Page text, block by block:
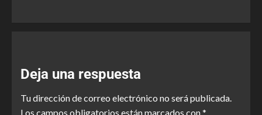
Deja una respuesta
Tu dirección de correo electrónico no será publicada.
Los campos obligatorios están marcados con*